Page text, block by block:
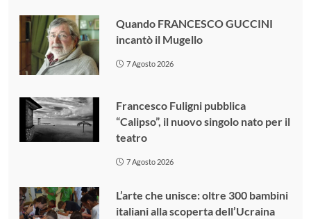
Quando FRANCESCO GUCCINI
incantò il Mugello
7 Agosto 2026
Francesco Fuligni pubblica
“Calipso”, il nuovo singolo nato per il
teatro
7 Agosto 2026
L’arte che unisce: oltre 300 bambini
italiani alla scoperta dell’Ucraina